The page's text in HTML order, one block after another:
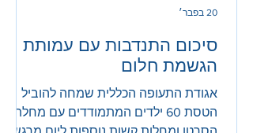
סיכום התנדבות עם עמותת
הגשמת חלום
אגודת התעופה הכללית שמחה להוביל
הטסת 60 ילדים המתמודדים עם מחלת
20 בפבר׳